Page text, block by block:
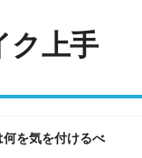
ク上手
を気を付けるべ